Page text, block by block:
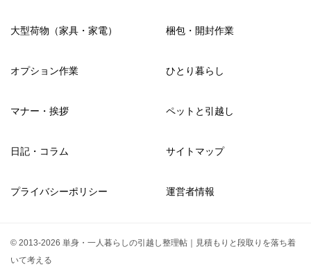
大型荷物（家具・家電） 梱包・開封作業
オプション作業 ひとり暮らし
マナー・挨拶 ペットと引越し
日記・コラム サイトマップ
プライバシーポリシー 運営者情報
© 2013-2026 単身・一人暮らしの引越し整理帖｜見積もりと段取りを落ち着
いて考える